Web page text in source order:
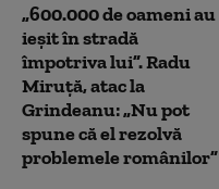
„600.000 de oameni au
ieșit în stradă
împotriva lui”. Radu
Miruță, atac la
Grindeanu: „Nu pot
spune că el rezolvă
problemele românilor”